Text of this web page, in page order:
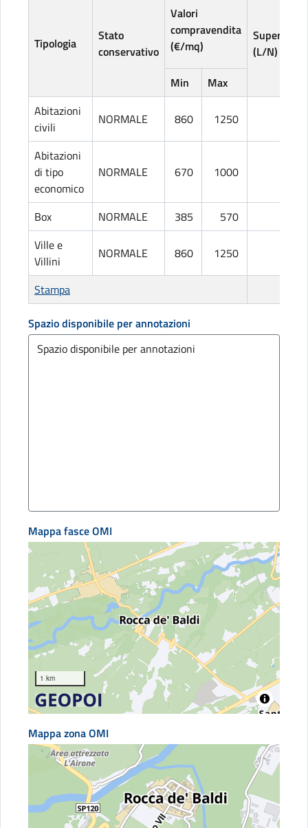
Tipologia
Stato
conservativo
Valori
compravendita
(€/mq)
Superficie
(L/N)
Min
Max
Abitazioni
civili
NORMALE 860 1250
Abitazioni
di tipo
economico
NORMALE 670 1000
Box NORMALE 385 570
Ville e
Villini
NORMALE 860 1250
Stampa
Spazio disponibile per annotazioni
Mappa fasce OMI
1 km
Mappa zona OMI